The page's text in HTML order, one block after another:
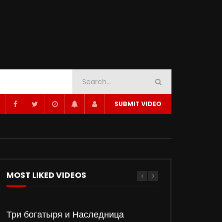
SUBMIT VIDEO
MOST LIKED VIDEOS
Три богатыря и Наследница